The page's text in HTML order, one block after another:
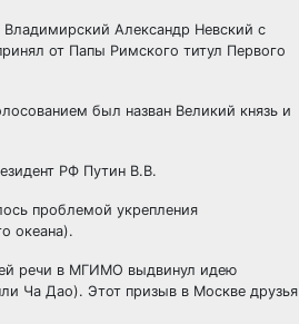
Владимирский Александр Невский с
от Папы Римского титул Первого
был назван Великий князь и
РФ Путин В.В.
проблемой укрепления
океана).
речи в МГИМО выдвинул идею
Ча Дао). Этот призыв в Москве друзья